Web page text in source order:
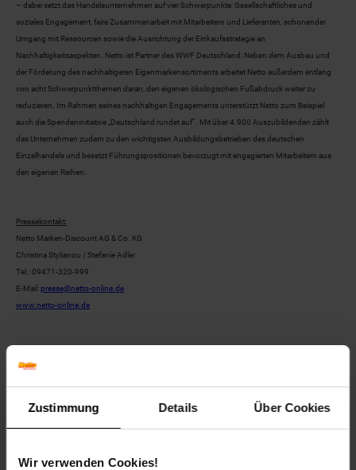
Zustimmung Details Über Cookies
Wir verwenden Cookies!
– dabei setzt das Handelsunternehmen auf vier Schwerpunkte: Gesellschaftliches und
soziales Engagement, faire Zusammenarbeit mit Mitarbeitern und Lieferanten, schonender
Umgang mit Ressourcen sowie die Ausrichtung der Einkaufsstrategie an
Nachhaltigkeitsaspekten. Netto ist Partner des WWF Deutschland: Neben dem Ausbau und
der Förderung des nachhaltigeren Eigenmarkensortiments arbeitet Netto außerdem entlang
von acht Schwerpunktthemen daran, den eigenen ökologischen Fußabdruck weiter zu
reduzieren. Im Rahmen seines nachhaltigen Engagements unterstützt Netto zum Beispiel
auch die Spendeninitiative „Deutschland rundet auf“. Mit über 4.900 Auszubildenden zählt
das Unternehmen zudem zu den wichtigsten Ausbildungsbetrieben des deutschen
Einzelhandels und besetzt Führungspositionen bevorzugt mit engagierten Mitarbeitern aus
den eigenen Reihen.
Pressekontakt:
Netto Marken-Discount AG & Co. KG
Christina Stylianou / Stefanie Adler
Tel.: 09471-320-999
E-Mail: presse@netto-online.de
www.netto-online.de
Zurück zu Unternehmen